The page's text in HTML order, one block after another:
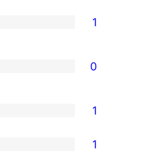
1
0
1
1